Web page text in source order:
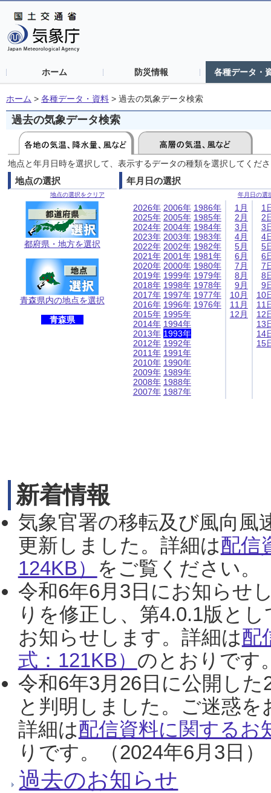
ホーム 防災情報 各種データ・
ホーム > 各種データ・資料 > 過去の気象データ検索
過去の気象データ検索
地点と年月日時を選択して、表示するデータの種類を選択してくだ
地点の選択
地点の選択をクリア
都府県・地方を選択
青森県内の地点を選択
青森県
年月日の選択
年月日の選
2026年
2025年
2024年
2023年
2022年
2021年
2020年
2019年
2018年
2017年
2016年
2015年
2014年
2013年
2012年
2011年
2010年
2009年
2008年
2007年
2006年
2005年
2004年
2003年
2002年
2001年
2000年
1999年
1998年
1997年
1996年
1995年
1994年
1993年
1992年
1991年
1990年
1989年
1988年
1987年
1986年
1985年
1984年
1983年
1982年
1981年
1980年
1979年
1978年
1977年
1976年
1月
2月
3月
4月
5月
6月
7月
8月
9月
10月
11月
12月
1
2
3
4
5
6
7
8
9
10
11
12
13
14
15
新着情報
気象官署の移転及び風向風
更新しました。詳細は配信
124KB） をご覧ください。
令和6年6月3日にお知らせ
りを修正し、第4.0.1版と
お知らせします。詳細は配
式：121KB） のとおりです
令和6年3月26日に公開し
と判明しました。ご迷惑
詳細は配信資料に関するお
りです。（2024年6月3日）
過去のお知らせ